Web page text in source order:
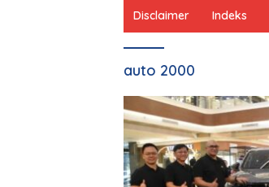
Disclaimer Indeks
auto 2000